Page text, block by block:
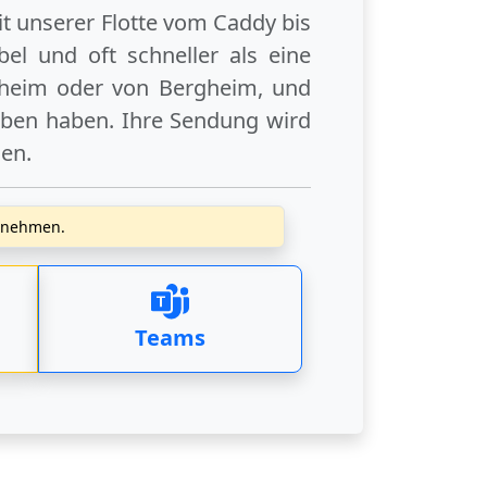
unserer Flotte vom Caddy bis
und oft schneller als eine
odervon Bergheim, und
haben. Ihre Sendung wird
.
Teams